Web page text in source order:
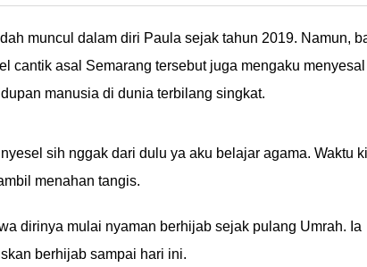
muncul dalam diri Paula sejak tahun 2019. Namun,
cantik asal Semarang tersebut juga mengaku menyesal
manusia di dunia terbilang singkat.
sih nggak dari dulu ya aku belajar agama. Waktu
menahan tangis.
dirinya mulai nyaman berhijab sejak pulang Umrah. Ia
berhijab sampai hari ini.